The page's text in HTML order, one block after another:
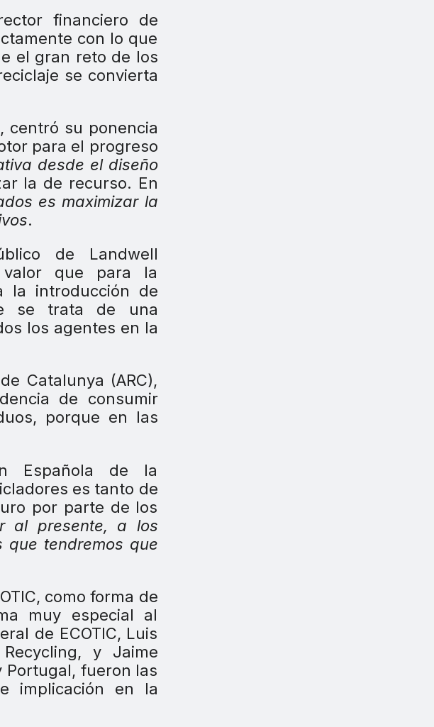
financiero de
con lo que
el gran reto de los
se convierta
centró su ponencia
para el progreso
desde el diseño
la de recurso. En
es maximizar la
.
de Landwell
valor que para la
la introducción de
se trata de una
los agentes en la
Catalunya (ARC),
de consumir
porque en las
Española de la
es tanto de
por parte de los
al presente, a los
que tendremos que
como forma de
muy especial al
de ECOTIC, Luis
y Jaime
Portugal, fueron las
implicación en la